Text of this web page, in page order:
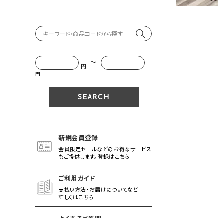
円 ～
円
新規会員登録
会員限定セールなどのお得なサービス
もご提供します。登録はこちら
ご利用ガイド
支払い方法・お届けについてなど
詳しくはこちら